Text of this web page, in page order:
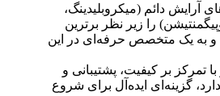
دائم (میکروبلیدینگ،
را زیر نظر برترین
یک متخصص حرفه‌ای در این
بر کیفیت، پشتیبانی و
ایده‌آل برای شروع